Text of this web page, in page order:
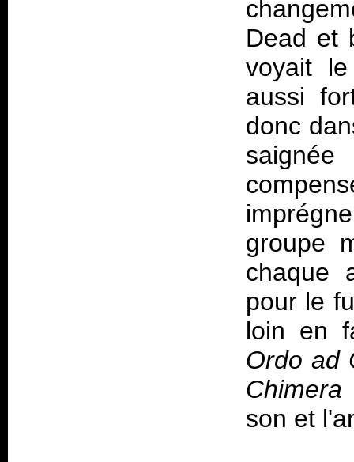
Dead et
voyait
aussi
donc
groupe
chaque
pour le
loin en
Ordo ad
Chimera
son et